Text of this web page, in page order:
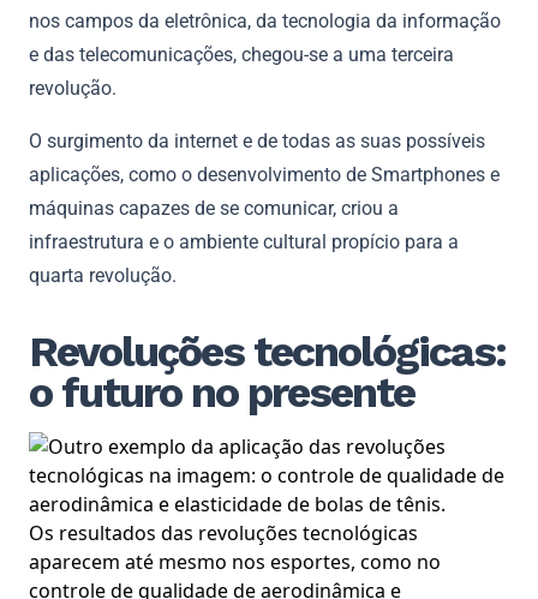
nos campos da eletrônica, da tecnologia da informação
e das telecomunicações, chegou-se a uma terceira
revolução.
O surgimento da internet e de todas as suas possíveis
aplicações, como o desenvolvimento de Smartphones e
máquinas capazes de se comunicar, criou a
infraestrutura e o ambiente cultural propício para a
quarta revolução.
Revoluções tecnológicas:
o futuro no presente
Os resultados das revoluções tecnológicas
aparecem até mesmo nos esportes, como no
controle de qualidade de aerodinâmica e